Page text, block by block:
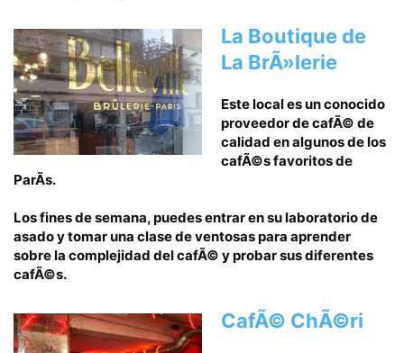
La Boutique de
La BrÃ»lerie
Este local es un conocido
proveedor de cafÃ© de
calidad en algunos de los
cafÃ©s favoritos de
ParÃ­s.
Los fines de semana, puedes entrar en su laboratorio de
asado y tomar una clase de ventosas para aprender
sobre la complejidad del cafÃ© y probar sus diferentes
cafÃ©s.
CafÃ© ChÃ©ri